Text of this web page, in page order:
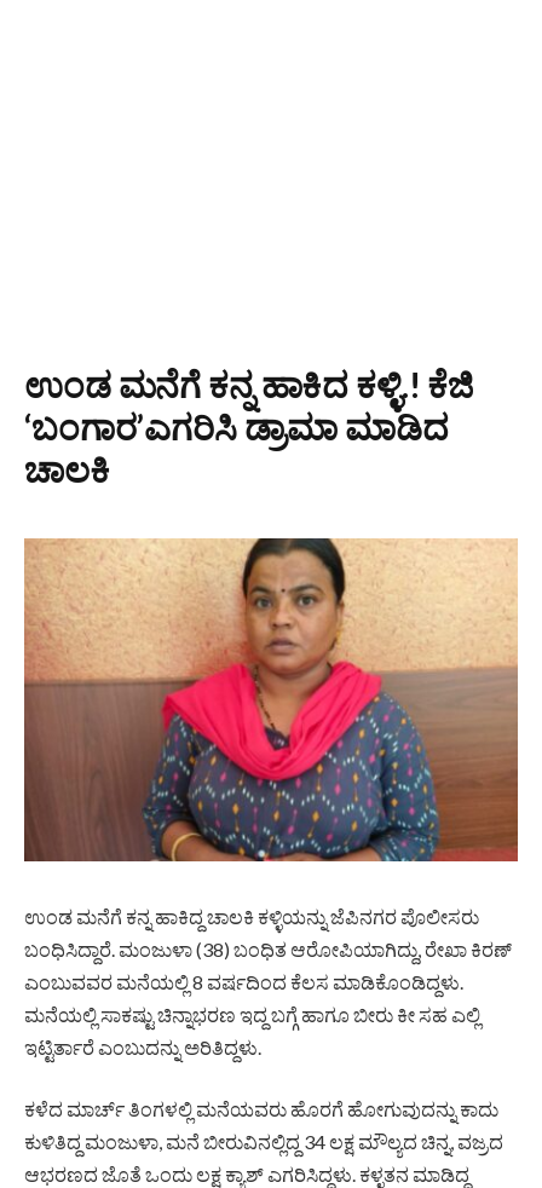
ಉಂಡ ಮನೆಗೆ ಕನ್ನ ಹಾಕಿದ ಕಳ್ಳಿ.! ಕೆಜಿ
‘ಬಂಗಾರ’ಎಗರಿಸಿ ಡ್ರಾಮಾ ಮಾಡಿದ
ಚಾಲಕಿ
ಉಂಡ ಮನೆಗೆ ಕನ್ನ ಹಾಕಿದ್ದ ಚಾಲಕಿ ಕಳ್ಳಿಯನ್ನು ಜೆಪಿನಗರ ಪೊಲೀಸರು
ಬಂಧಿಸಿದ್ದಾರೆ. ಮಂಜುಳಾ (38) ಬಂಧಿತ ಆರೋಪಿಯಾಗಿದ್ದು, ರೇಖಾ ಕಿರಣ್
ಎಂಬುವವರ ಮನೆಯಲ್ಲಿ 8 ವರ್ಷದಿಂದ ಕೆಲಸ ಮಾಡಿಕೊಂಡಿದ್ದಳು.
ಮನೆಯಲ್ಲಿ ಸಾಕಷ್ಟು ಚಿನ್ನಾಭರಣ ಇದ್ದ ಬಗ್ಗೆ ಹಾಗೂ ಬೀರು ಕೀ ಸಹ ಎಲ್ಲಿ
ಇಟ್ಟಿರ್ತಾರೆ ಎಂಬುದನ್ನು ಅರಿತಿದ್ದಳು.
ಕಳೆದ ಮಾರ್ಚ್ ತಿಂಗಳಲ್ಲಿ ಮನೆಯವರು ಹೊರಗೆ ಹೋಗುವುದನ್ನು ಕಾದು
ಕುಳಿತಿದ್ದ ಮಂಜುಳಾ, ಮನೆ ಬೀರುವಿನಲ್ಲಿದ್ದ 34 ಲಕ್ಷ ಮೌಲ್ಯದ ಚಿನ್ನ, ವಜ್ರದ
ಆಭರಣದ ಜೊತೆ ಒಂದು ಲಕ್ಷ ಕ್ಯಾಶ್ ಎಗರಿಸಿದ್ದಳು. ಕಳ್ಳತನ ಮಾಡಿದ್ದ